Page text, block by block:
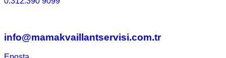
info@mamakvaillantservisi.com.tr